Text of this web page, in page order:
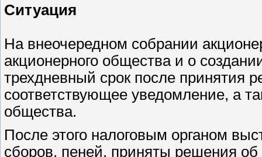
Ситуация
На внеочередном собрании
акционерного общества и о
трехдневный срок после принятия
соответствующее уведомление, а
общества.
После этого налоговым органом
сборов, пеней, приняты решения